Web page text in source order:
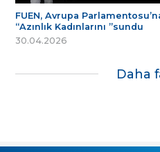
FUEN, Avrupa
“Azınlık Kadınlarını ”sundu
30.04.2026
Daha